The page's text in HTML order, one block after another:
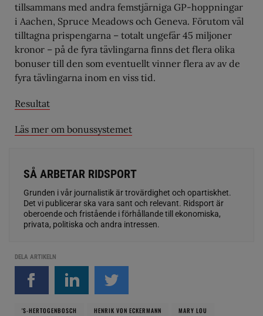
tillsammans med andra femstjärniga GP-hoppningar
i Aachen, Spruce Meadows och Geneva. Förutom väl
tilltagna prispengarna – totalt ungefär 45 miljoner
kronor – på de fyra tävlingarna finns det flera olika
bonuser till den som eventuellt vinner flera av av de
fyra tävlingarna inom en viss tid.
Resultat
Läs mer om bonussystemet
SÅ ARBETAR RIDSPORT
Grunden i vår journalistik är trovärdighet och opartiskhet.
Det vi publicerar ska vara sant och relevant. Ridsport är
oberoende och fristående i förhållande till ekonomiska,
privata, politiska och andra intressen.
DELA ARTIKELN
'S-HERTOGENBOSCH HENRIK VON ECKERMANN
MARY LOU